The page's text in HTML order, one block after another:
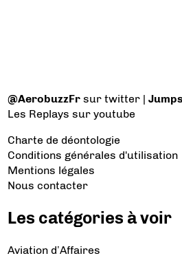
@AerobuzzFr sur twitter |
Les Replays sur youtube
Charte de déontologie
Conditions générales d'utilisation
Mentions légales
Nous contacter
Les catégories à voir
Aviation d’Affaires